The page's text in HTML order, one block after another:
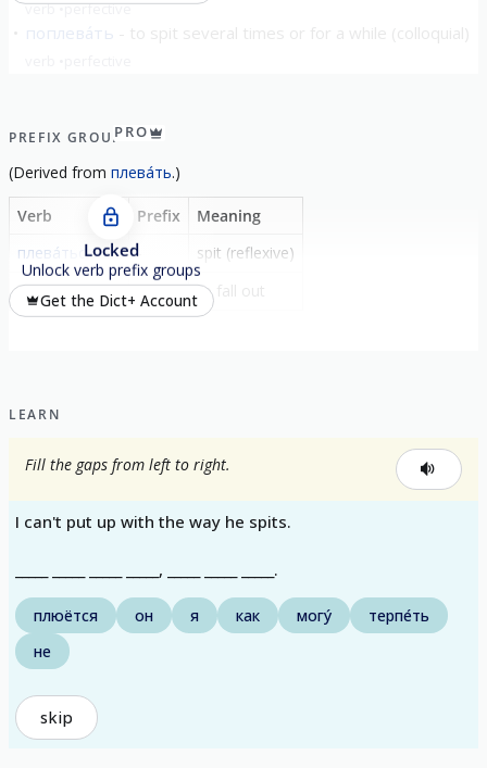
verb perfective
поплева́ть
PREFIX GROUPPRO
(Derived from плева́ть.)
Verb Prefix
Meaning
плева́ться
-
spit (reflexive)
расплева́ться
рас- to fall out
Locked
Unlock verb prefix groups
Get the Dict+ Account
LEARN
Fill the gaps from left to right.
I can't put up with the way he spits.
_____ _____ _____ _____, _____ _____ _____.
плюётся он я как могу́
терпе́ть
не
skip